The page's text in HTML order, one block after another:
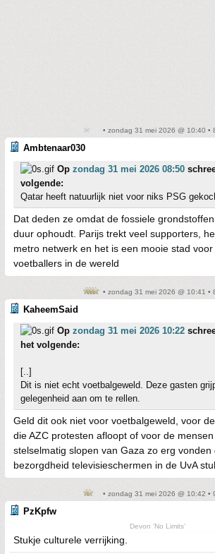
• zondag 31 mei 2026 @ 10:40 •
Ambtenaar030
Op zondag 31 mei 2026 08:50
volgende:
Qatar heeft natuurlijk niet voor niks PSG
Dat deden ze omdat de fossiele
duur ophoudt. Parijs trekt veel supporters,
metro netwerk en het is een mooie stad
voetballers in de wereld
• zondag 31 mei 2026 @ 10:41 •
KaheemSaid
Op zondag 31 mei 2026 10:22
het volgende:
[..]
Dit is niet echt voetbalgeweld. Deze gasten
gelegenheid aan om te rellen.
Geld dit ook niet voor voetbalgeweld, voor
die AZC protesten afloopt of voor de
stelselmatig slopen van Gaza zo erg vonden
bezorgdheid televisieschermen in de UvA
• zondag 31 mei 2026 @ 10:42 •
PzKpfw
Devon 'No Limits'
Stukje culturele verrijking.